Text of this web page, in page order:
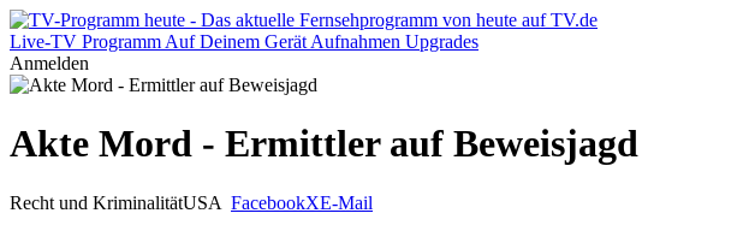
Live-TV Programm Auf Deinem Gerät Aufnahmen Upgrades
Anmelden
Akte Mord - Ermittler auf Beweisjagd
Recht und KriminalitätUSA FacebookXE-Mail